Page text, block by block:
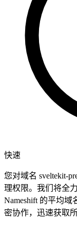
快速
您对域名 sveltekit-
理权限。我们将全
Nameshift 的平均
密协作，迅速获取